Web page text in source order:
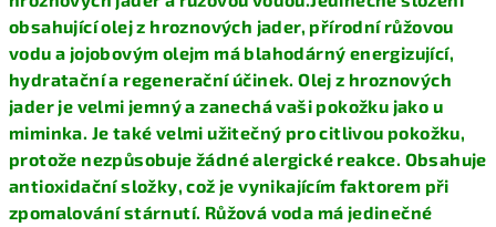
obsahující olej z hroznových jader, přírodní růžovou
vodu a jojobovým olejm má blahodárný energizující,
hydratační a regenerační účinek. Olej z hroznových
jader je velmi jemný a zanechá vaši pokožku jako u
miminka. Je také velmi užitečný pro citlivou pokožku,
protože nezpůsobuje žádné alergické reakce. Obsahuje
antioxidační složky, což je vynikajícím faktorem při
zpomalování stárnutí. Růžová voda má jedinečné